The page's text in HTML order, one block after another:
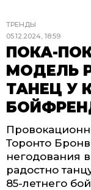
ТРЕНДЫ
05.12.2024, 18:59
ПОКА-
МОДЕЛЬ
ТАНЕЦ У
Торонто
негодования
радостно
85-летнего